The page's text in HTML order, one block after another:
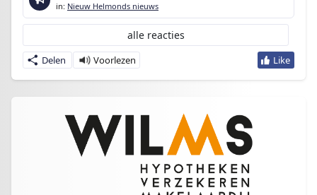
in: Nieuw Helmonds nieuws
Delen
alle reacties